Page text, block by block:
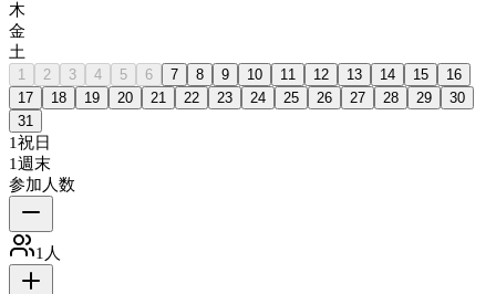
木
金
土
1 2 3 4 5 6 7 8 9 10 11 12 13 14 15
16
17
18 19 20 21 22 23 24 25 26 27 28 29
30
31
1祝日
1週末
参加人数
1 人